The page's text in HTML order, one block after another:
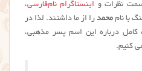
اینستاگرام نام‌فارسی،
با نام محمد را از ما داشتند. لذا در
درباره این اسم پسر مذهبی،
کنیم.